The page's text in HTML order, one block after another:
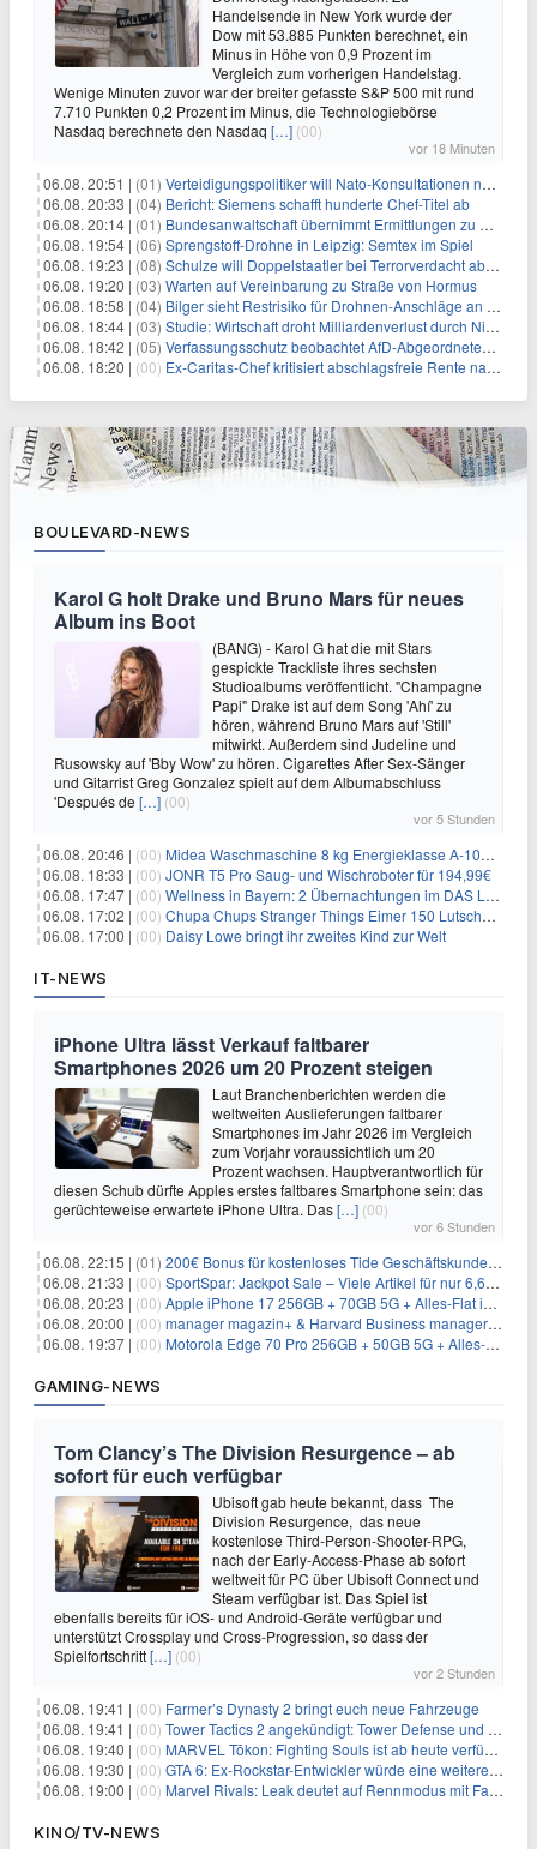
Handelsende in New York wurde der
Dow mit 53.885 Punkten berechnet, ein
Minus in Höhe von 0,9 Prozent im
Vergleich zum vorherigen Handelstag.
Wenige Minuten zuvor war der breiter gefasste S&P 500 mit rund
7.710 Punkten 0,2 Prozent im Minus, die Technologiebörse
Nasdaq berechnete den Nasdaq […] (00)
vor 18 Minuten
06.08. 20:51 | (01) Verteidigungspolitiker will Nato-Konsultationen nach Drohnenfund
06.08. 20:33 | (04) Bericht: Siemens schafft hunderte Chef-Titel ab
06.08. 20:14 | (01) Bundesanwaltschaft übernimmt Ermittlungen zu Drohnenvorfall
06.08. 19:54 | (06) Sprengstoff-Drohne in Leipzig: Semtex im Spiel
06.08. 19:23 | (08) Schulze will Doppelstaatler bei Terrorverdacht abschieben
06.08. 19:20 | (03) Warten auf Vereinbarung zu Straße von Hormus
06.08. 18:58 | (04) Bilger sieht Restrisiko für Drohnen-Anschläge an Flughäfen
06.08. 18:44 | (03) Studie: Wirtschaft droht Milliardenverlust durch Niedrigwasser
06.08. 18:42 | (05) Verfassungsschutz beobachtet AfD-Abgeordneten Nolte
06.08. 18:20 | (00) Ex-Caritas-Chef kritisiert abschlagsfreie Rente nach 45 Jahren
BOULEVARD-NEWS
Karol G holt Drake und Bruno Mars für neues
Album ins Boot
(BANG) - Karol G hat die mit Stars
gespickte Trackliste ihres sechsten
Studioalbums veröffentlicht. "Champagne
Papi" Drake ist auf dem Song 'Ahí' zu
hören, während Bruno Mars auf 'Still'
mitwirkt. Außerdem sind Judeline und
Rusowsky auf 'Bby Wow' zu hören. Cigarettes After Sex-Sänger
und Gitarrist Greg Gonzalez spielt auf dem Albumabschluss
'Después de […] (00)
vor 5 Stunden
06.08. 20:46 | (00) Midea Waschmaschine 8 kg Energieklasse A-10% 1400 U/Min für 289,97€
06.08. 18:33 | (00) JONR T5 Pro Saug- und Wischroboter für 194,99€
06.08. 17:47 | (00) Wellness in Bayern: 2 Übernachtungen im DAS LUDWIG Sports Resort inkl. HP + Wellness ab 174€ p.P.
06.08. 17:02 | (00) Chupa Chups Stranger Things Eimer 150 Lutscher für 21,95€
06.08. 17:00 | (00) Daisy Lowe bringt ihr zweites Kind zur Welt
IT-NEWS
iPhone Ultra lässt Verkauf faltbarer
Smartphones 2026 um 20 Prozent steigen
Laut Branchenberichten werden die
weltweiten Auslieferungen faltbarer
Smartphones im Jahr 2026 im Vergleich
zum Vorjahr voraussichtlich um 20
Prozent wachsen. Hauptverantwortlich für
diesen Schub dürfte Apples erstes faltbares Smartphone sein: das
gerüchteweise erwartete iPhone Ultra. Das[…] (00)
vor 6 Stunden
06.08. 22:15 | (01) 200€ Bonus für kostenloses Tide Geschäftskundenkonto
06.08. 21:33 | (00) SportSpar: Jackpot Sale – Viele Artikel für nur 6,66€ – nur 48 Stunden
06.08. 20:23 | (00) Apple iPhone 17 256GB + 70GB 5G + Alles-Flat im Vodafone-Netz für 34,99€/Monat – eff. 4,65€/Monat
06.08. 20:00 | (00) manager magazin+ & Harvard Business manager+ Digital-Kombi-Abo 1 Monat kostenlos
06.08. 19:37 | (00) Motorola Edge 70 Pro 256GB + 50GB 5G + Alles-Flat im Vodafone-Netz für 19,99€/Monat – eff. 0,61€/Monat
GAMING-NEWS
Tom Clancy’s The Division Resurgence – ab
sofort für euch verfügbar
Ubisoft gab heute bekannt, dass The
Division Resurgence, das neue
kostenlose Third-Person-Shooter-RPG,
nach der Early-Access-Phase ab sofort
weltweit für PC über Ubisoft Connect und
Steam verfügbar ist. Das Spiel ist
ebenfalls bereits für iOS- und Android-Geräte verfügbar und
unterstützt Crossplay und Cross-Progression, so dass der
Spielfortschritt[…] (00)
vor 2 Stunden
06.08. 19:41 | (00) Farmer’s Dynasty 2 bringt euch neue Fahrzeuge
06.08. 19:41 | (00) Tower Tactics 2 angekündigt: Tower Defense und Deckbuilding Kombo kehrt zurück
06.08. 19:40 | (00) MARVEL Tōkon: Fighting Souls ist ab heute verfügbar
06.08. 19:30 | (00) GTA 6: Ex-Rockstar-Entwickler würde eine weitere Verschiebung nicht überraschen
06.08. 19:00 | (00) Marvel Rivals: Leak deutet auf Rennmodus mit Fahrzeugen hin
KINO/TV-NEWS